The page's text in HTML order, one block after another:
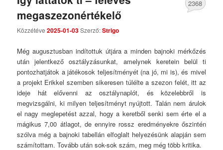
megaszezonértékelő
Közzétéve2025-01-03Szerző:Strigo
2368
Még augusztusban indítottuk útjára a minden bajnoki mérkőzés
után jelentkező osztályzásunkat, amelynek keretein belül ti
pontozhatjátok a játékosok teljesítményét (na jó, mi is), és mivel
a projekt Erikkel szemben sikeresen túlélte a szezon felét, itt az
ideje hát elővenni az osztálynaplót, és közelebbről is
megvizsgálni, ki milyen teljesítményt nyújtott. Talán nem árulok
el nagy meglepetést azzal, hogy a keretből senki sem érte el a
mágikus 7,00 átlagot, de ennyire rossz eredményekre őszintén
szólva még a bajnoki tabellán elfoglalt helyezésünk alapján sem
számítottam. Tovább után sok-sok szám, meg még több kritika.